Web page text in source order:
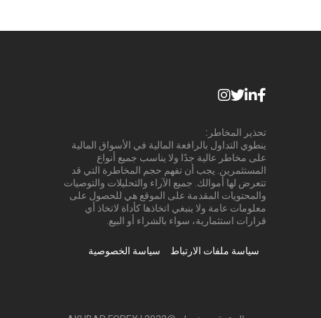
تحذير المخاطر:
ينطوي التداول بالرافعة المالية في الأسواق المالية
على مخاطر عالية جدًا ولا يناسب جميع أنواع
المستثمرين. يجب أن تفهم حجم المخاطرة التي قد
تتعرض لها أموالك. جميع الآراء والتحليلات والتوصيات
والمحتويات المقدمة على الموقع هي للحصول على
معلومات عامة ولا ينبغي اتخاذها كأداة لاتخاذ أي
قرارات استثمارية، سواء بالشراء أو البيع.
سياسة ملفات الارتباط سياسة الخصوصية